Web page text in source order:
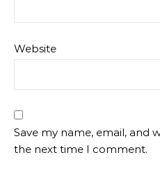
Website
Save my name, email, and
the next time I comment.